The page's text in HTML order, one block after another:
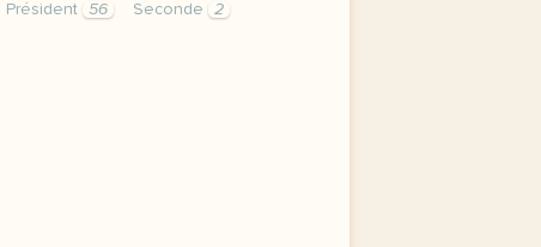
Président 56 Seconde
2